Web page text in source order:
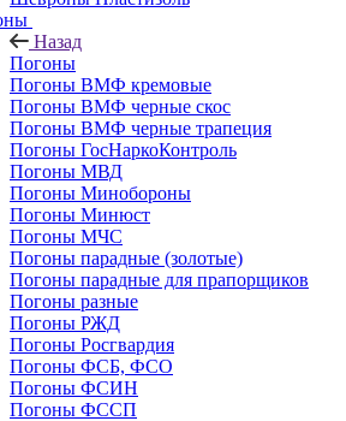
Назад
Погоны
Погоны ВМФ кремовые
Погоны ВМФ черные скос
Погоны ВМФ черные трапеция
Погоны ГосНаркоКонтроль
Погоны МВД
Погоны Минобороны
Погоны Минюст
Погоны МЧС
Погоны парадные (золотые)
Погоны парадные для прапорщиков
Погоны разные
Погоны РЖД
Погоны Росгвардия
Погоны ФСБ, ФСО
Погоны ФСИН
Погоны ФССП